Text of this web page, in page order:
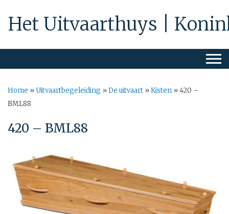
Het Uitvaarthuys |
Home »Uitvaartbegeleiding »De uitvaart »Kisten »420 –
BML88
420 – BML88